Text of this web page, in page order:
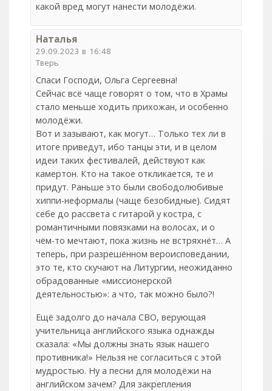
какой вред могут нанести молодёжи.
Наталья
29.09.2023 в 16:48
Тверь
Спаси Господи, Ольга Сергеевна!
Сейчас всё чаще говорят о том, что в Храмы
стало меньше ходить прихожан, и особенно
молодёжи.
Вот и зазывают, как могут… Только тех ли в
итоге приведут, ибо танцы эти, и в целом
идеи таких фестивалей, действуют как
камертон. Кто на такое откликается, те и
придут. Раньше это были свободолюбивые
хиппи-неформалы (чаще безобидные). Сидят
себе до рассвета с гитарой у костра, с
романтичными повязками на волосах, и о
чём-то мечтают, пока жизнь не встряхнёт… А
теперь, при разрешённом вероисповедании,
это те, кто скучают на Литургии, неожиданно
обрадованные «миссионерской
деятельностью»: а что, так можно было?!
Ещё задолго до начала СВО, верующая
учительница английского языка однажды
сказала: «Мы должны знать язык нашего
противника!» Нельзя не согласиться с этой
мудростью. Ну а песни для молодёжи на
английском зачем? Для закрепления